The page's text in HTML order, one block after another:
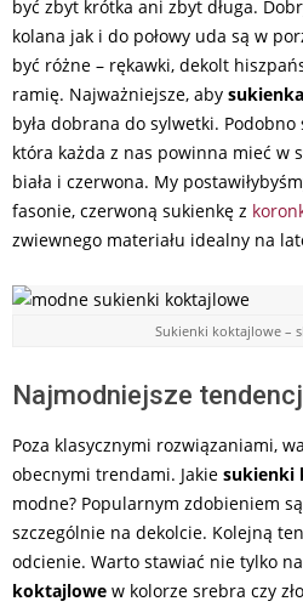
być zbyt krótka ani zbyt długa.
kolana jak i do połowy uda są w
być różne – rękawki, dekolt
ramię. Najważniejsze, aby
była dobrana do sylwetki.
która każda z nas powinna mieć w
biała i czerwona. My
fasonie, czerwoną sukienkę z
zwiewnego materiału idealny na
Sukienki koktajlowe –
Najmodniejsze
Poza klasycznymi rozwiązaniami,
obecnymi trendami. Jakie sukienki
modne? Popularnym zdobieniem
szczególnie na dekolcie. Kolejną
odcienie. Warto stawiać nie tylko na
koktajlowe w kolorze srebra czy